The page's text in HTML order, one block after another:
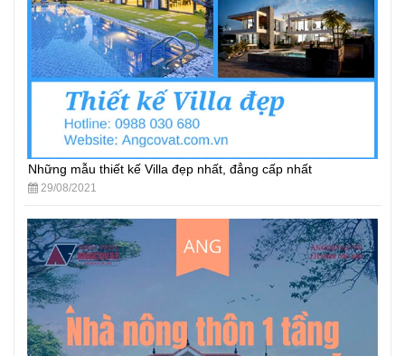
Những mẫu thiết kế Villa đẹp nhất, đẳng cấp nhất
29/08/2021